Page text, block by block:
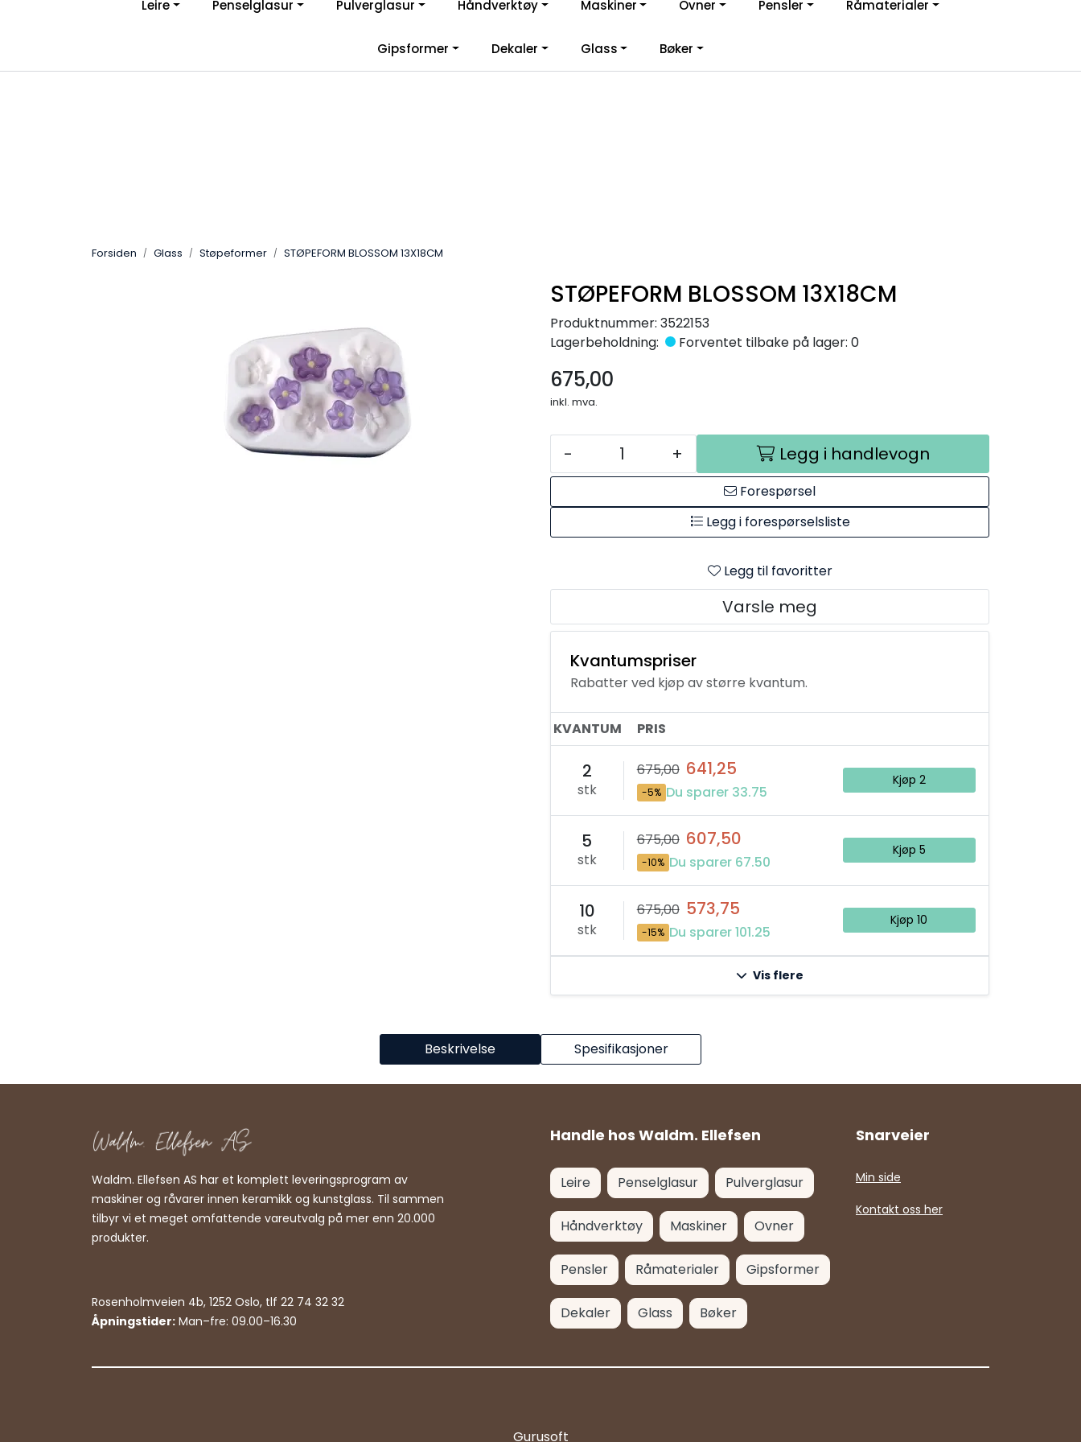
Velkommen til vår nye nettbutikk! Besøk Min side for mer informasjon
Leire Penselglasur Pulverglasur Håndverktøy Maskiner Ovner Pensler Råmaterialer
Gipsformer Dekaler Glass Bøker
Forsiden Glass Støpeformer STØPEFORM BLOSSOM 13X18CM
STØPEFORM BLOSSOM 13X18CM
Produktnummer: 3522153
Lagerbeholdning:
Forventet tilbake på lager: 0
675,00
inkl. mva.
- + Legg i handlevogn
Forespørsel
Legg i forespørselsliste
Legg til favoritter
Varsle meg
Kvantumspriser
Rabatter ved kjøp av større kvantum.
KVANTUM PRIS
2
stk
675,00 641,25
-5% Du sparer 33.75
Kjøp 2
5
stk
675,00 607,50
-10% Du sparer 67.50
Kjøp 5
10
stk
675,00 573,75
-15% Du sparer 101.25
Kjøp 10
Vis flere
Beskrivelse Spesifikasjoner
Handle hos Waldm. Ellefsen
Waldm. Ellefsen AS har et komplett leveringsprogram av
maskiner og råvarer innen keramikk og kunstglass. Til sammen
tilbyr vi et meget omfattende vareutvalg på mer enn 20.000
produkter.
Rosenholmveien 4b, 1252 Oslo, tlf 22 74 32 32
Åpningstider: Man–fre: 09.00–16.30
Leire Penselglasur Pulverglasur
Håndverktøy Maskiner Ovner
Pensler Råmaterialer Gipsformer
Dekaler Glass Bøker
Snarveier
Min side
Kontakt oss her
Gurusoft